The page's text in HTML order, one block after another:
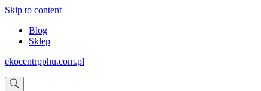
Skip to content
Blog
Sklep
ekocentrpphu.com.pl